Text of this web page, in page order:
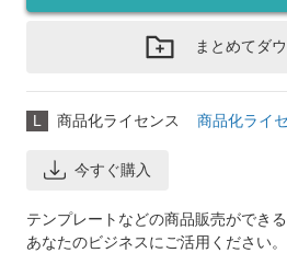
まとめてダ
L 商品化ライセンス 商品化ライ
今すぐ購入
テンプレートなどの商品販売ができる
あなたのビジネスにご活用ください。